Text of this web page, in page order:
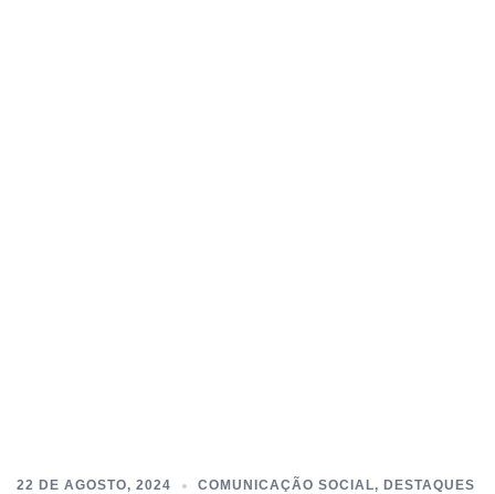
22 DE AGOSTO, 2024 COMUNICAÇÃO SOCIAL, DESTAQUES